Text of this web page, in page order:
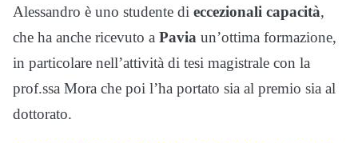
Alessandro è uno studente di eccezionali capacità,
che ha anche ricevuto a Pavia un’ottima formazione,
in particolare nell’attività di tesi magistrale con la
prof.ssa Mora che poi l’ha portato sia al premio sia al
dottorato.